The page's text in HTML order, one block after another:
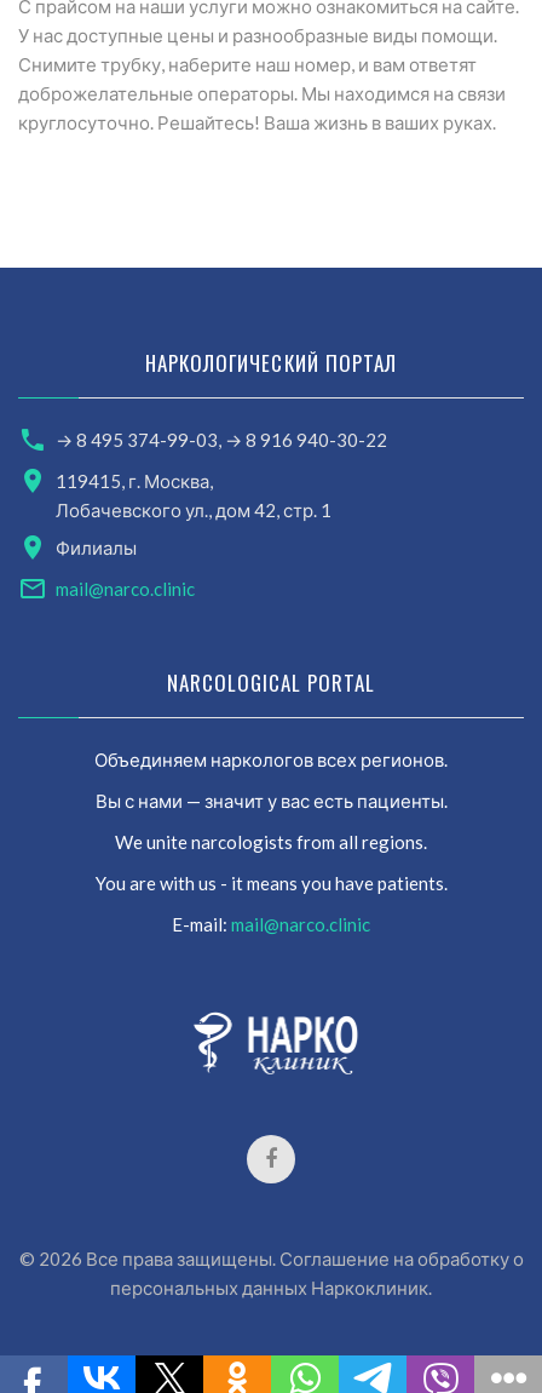
С прайсом на наши услуги можно ознакомиться на сайте.
У нас доступные цены и разнообразные виды помощи.
Снимите трубку, наберите наш номер, и вам ответят
доброжелательные операторы. Мы находимся на связи
круглосуточно. Решайтесь! Ваша жизнь в ваших руках.
НАРКОЛОГИЧЕСКИЙ ПОРТАЛ
→ 8 495 374-99-03, → 8 916 940-30-22
119415, г. Москва,
Лобачевского ул., дом 42, стр. 1
Филиалы
mail@narco.clinic
NARCOLOGICAL PORTAL
Объединяем наркологов всех регионов.
Вы с нами — значит у вас есть пациенты.
We unite narcologists from all regions.
You are with us - it means you have patients.
E-mail: mail@narco.clinic
© 2026 Все права защищены. Соглашение на обработку о
персональных данных Наркоклиник.